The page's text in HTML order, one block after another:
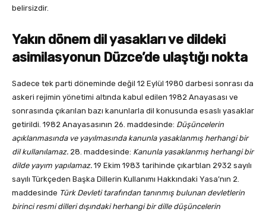
belirsizdir.
Yakın dönem dil yasakları ve dildeki
asimilasyonun Düzce’de ulaştığı nokta
Sadece tek parti döneminde değil 12 Eylül 1980 darbesi sonrası da
askeri rejimin yönetimi altında kabul edilen 1982 Anayasası ve
sonrasında çıkarılan bazı kanunlarla dil konusunda esaslı yasaklar
getirildi. 1982 Anayasasının 26. maddesinde: Düşüncelerin
açıklanmasında ve yayılmasında kanunla yasaklanmış herhangi bir
dil kullanılamaz. 28. maddesinde: Kanunla yasaklanmış herhangi bir
dilde yayım yapılamaz. 19 Ekim 1983 tarihinde çıkartılan 2932 sayılı
sayılı Türkçeden Başka Dillerin Kullanımı Hakkındaki Yasa’nın 2.
maddesinde Türk Devleti tarafından tanınmış bulunan devletlerin
birinci resmi dilleri dışındaki herhangi bir dille düşüncelerin